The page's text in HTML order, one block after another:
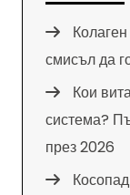
смисъл да
Кои
система?
през 2026